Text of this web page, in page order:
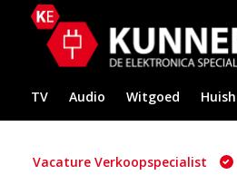
TV Audio Witgoed
Vacature Verkoopspecialist